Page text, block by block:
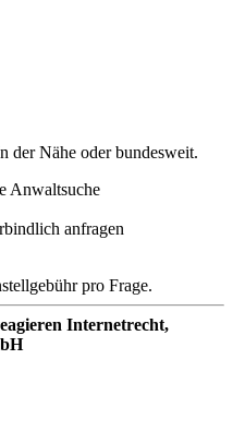
der Nähe oder bundesweit.
Anwaltsuche
anfragen
pro Frage.
Internetrecht,